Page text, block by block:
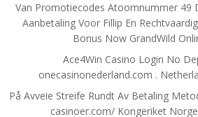
Van Promotiecodes Atoomnummer 49
Aanbetaling Voor Fillip En
Bonus Now GrandWild
Ace4Win Casino Login No
onecasinonederland.com .
På Avveie Streife Rundt Av Betaling
casinoer.com/ Kongeriket